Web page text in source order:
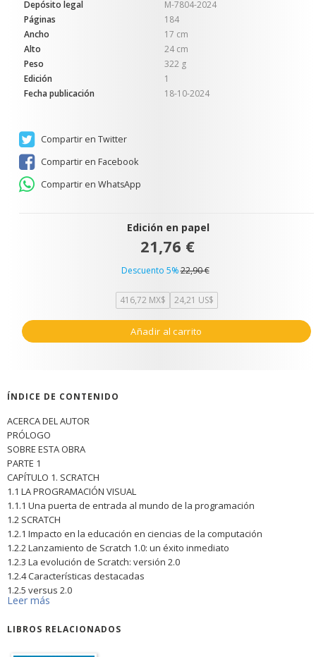
Depósito legal
M-7804-2024
Páginas
184
Ancho
17 cm
Alto
24 cm
Peso
322 g
Edición
1
Fecha publicación
18-10-2024
Compartir en Twitter
Compartir en Facebook
Compartir en WhatsApp
Edición en papel
21,76 €
Descuento 5%22,90 €
416,72 MX$ 24,21 US$
Añadir al carrito
ÍNDICE DE CONTENIDO
ACERCA DEL AUTOR
PRÓLOGO
SOBRE ESTA OBRA
PARTE 1
CAPÍTULO 1. SCRATCH
1.1 LA PROGRAMACIÓN VISUAL
1.1.1 Una puerta de entrada al mundo de la programación
1.2 SCRATCH
1.2.1 Impacto en la educación en ciencias de la computación
1.2.2 Lanzamiento de Scratch 1.0: un éxito inmediato
1.2.3 La evolución de Scratch: versión 2.0
1.2.4 Características destacadas
1.2.5 versus 2.0
1.3 SCRATCH 3
1.3.2 Escenario y objetos
Leer más
LIBROS RELACIONADOS